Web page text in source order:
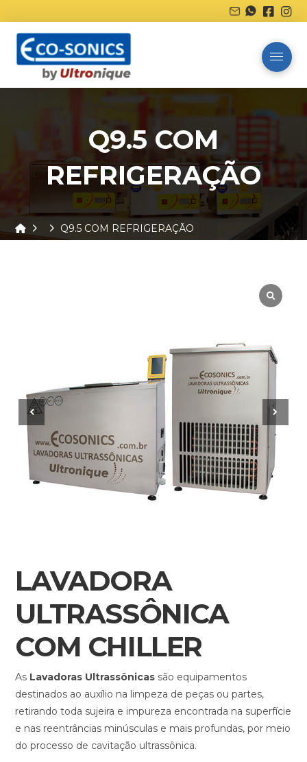
Q9.5 COM
REFRIGERAÇÃO
Home Q9.5 COM REFRIGERAÇÃO
LAVADORA
ULTRASSÔNICA
COM CHILLER
As Lavadoras Ultrassônicas são equipamentos
destinados ao auxílio na limpeza de peças ou partes,
retirando toda sujeira e impureza encontrada na superfície
e nas reentrâncias minúsculas e mais profundas, por meio
do processo de cavitação ultrassônica.